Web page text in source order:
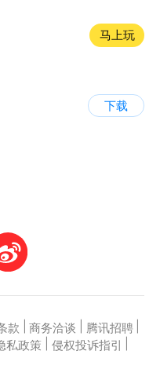
马上玩
下载
款 商务洽谈 腾讯招聘
私政策 侵权投诉指引